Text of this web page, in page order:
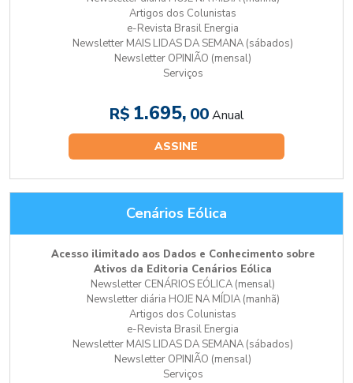
Artigos dos Colunistas
e-Revista Brasil Energia
Newsletter MAIS LIDAS DA SEMANA (sábados)
Newsletter OPINIÃO (mensal)
Serviços
R$ 1.695, 00 Anual
ASSINE
Cenários Eólica
Acesso ilimitado aos Dados e Conhecimento sobre
Ativos da Editoria Cenários Eólica
Newsletter CENÁRIOS EÓLICA (mensal)
Newsletter diária HOJE NA MÍDIA (manhã)
Artigos dos Colunistas
e-Revista Brasil Energia
Newsletter MAIS LIDAS DA SEMANA (sábados)
Newsletter OPINIÃO (mensal)
Serviços